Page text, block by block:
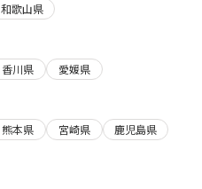
和歌山県
香川県
愛媛県
熊本県 宮崎県
鹿児島県